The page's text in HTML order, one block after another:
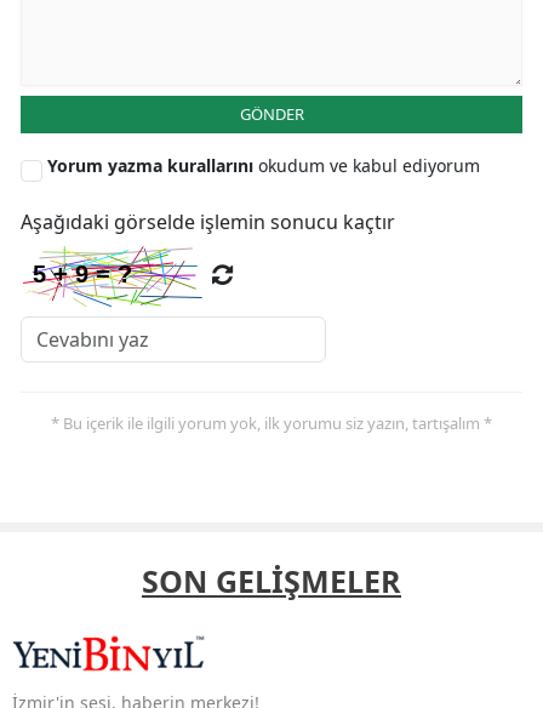
GÖNDER
Yorum yazma kurallarını okudum ve kabul ediyorum
Aşağıdaki görselde işlemin sonucu kaçtır
* Bu içerik ile ilgili yorum yok, ilk yorumu siz yazın, tartışalım *
SON GELİŞMELER
İzmir'in sesi, haberin merkezi!